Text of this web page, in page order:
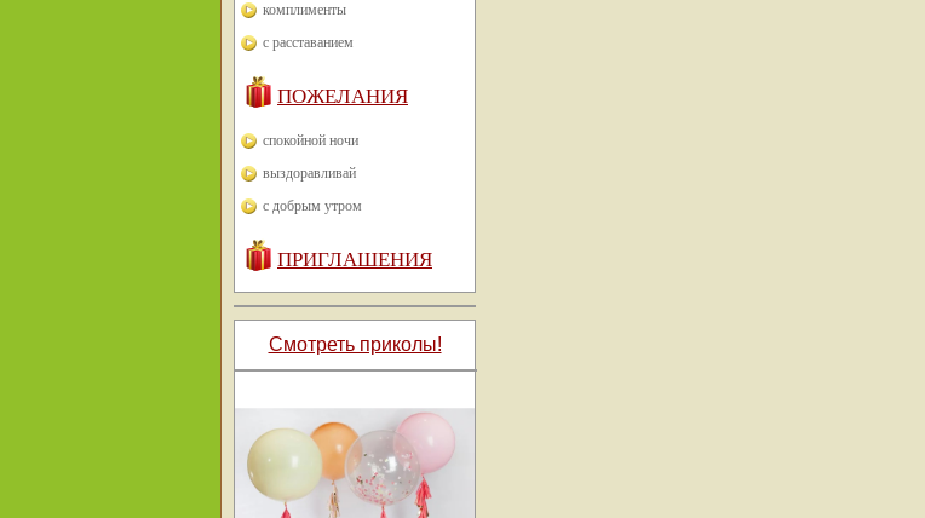
комплименты
с расставанием
ПОЖЕЛАНИЯ
спокойной ночи
выздоравливай
с добрым утром
ПРИГЛАШЕНИЯ
Смотреть приколы!